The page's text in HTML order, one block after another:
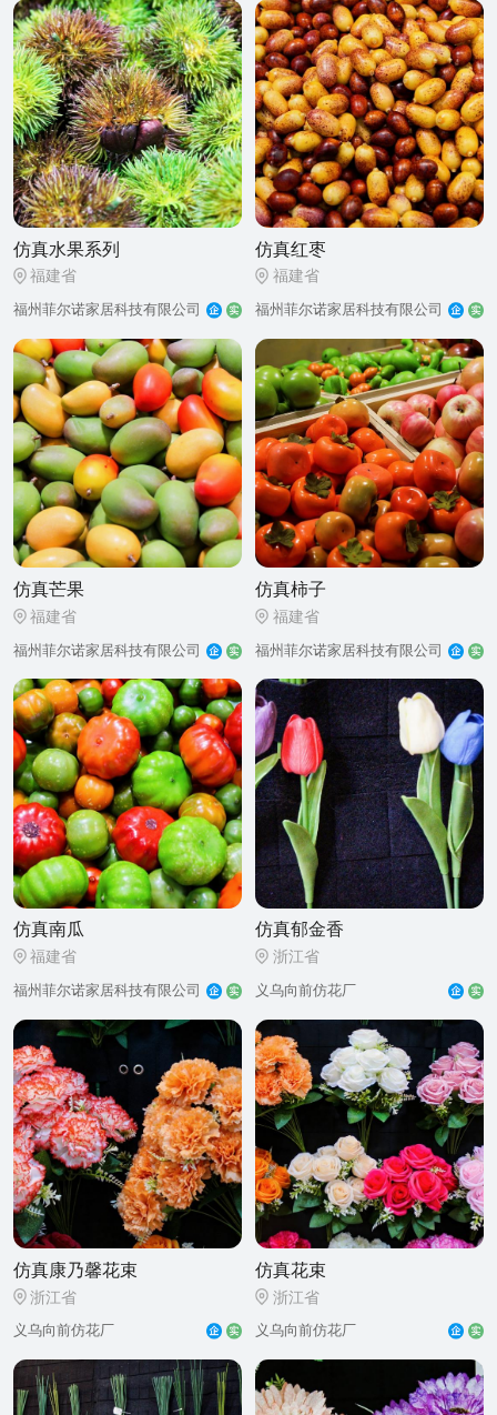
仿真水果系列
福建省
福州菲尔诺家居科技有限公司
仿真红枣
福建省
福州菲尔诺家居科技有限公司
仿真芒果
福建省
福州菲尔诺家居科技有限公司
仿真柿子
福建省
福州菲尔诺家居科技有限公司
仿真南瓜
福建省
福州菲尔诺家居科技有限公司
仿真郁金香
浙江省
义乌向前仿花厂
仿真康乃馨花束
浙江省
义乌向前仿花厂
仿真花束
浙江省
义乌向前仿花厂